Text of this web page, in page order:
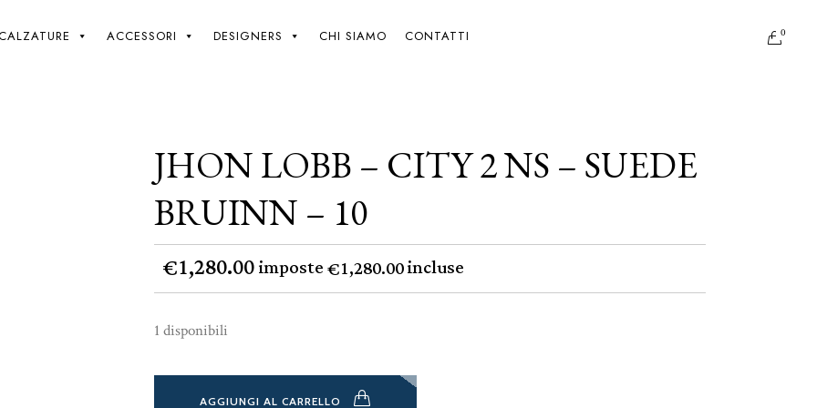
ACCESSORI DESIGNERS CHI SIAMO CONTATTI 0
Jhon LObb – City 2 NS – Suede Bruinn – 10
JHON LOBB – CITY 2 NS – SUEDE
BRUINN – 10
€1,280.00imposte€1,280.00incluse
1 disponibili
AGGIUNGI AL CARRELLO